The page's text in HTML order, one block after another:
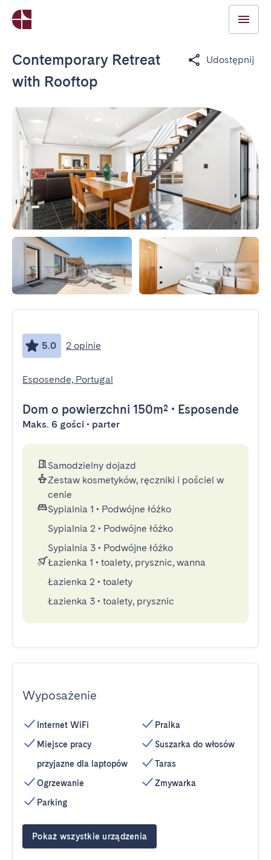
Contemporary Retreat
with Rooftop
Udostępnij
5.0 2 opinie
Esposende, Portugal
Dom o powierzchni 150m² • Esposende
Maks. 6 gości • parter
Samodzielny dojazd
Zestaw kosmetyków, ręczniki i pościel w
cenie
Sypialnia 1 • Podwójne łóżko
Sypialnia 2 • Podwójne łóżko
Sypialnia 3 • Podwójne łóżko
Łazienka 1 • toalety, prysznic, wanna
Łazienka 2 • toalety
Łazienka 3 • toalety, prysznic
Wyposażenie
Internet WiFi
Miejsce pracy
przyjazne dla laptopów
Ogrzewanie
Parking
Pralka
Suszarka do włosów
Taras
Zmywarka
Pokaż wszystkie urządzenia